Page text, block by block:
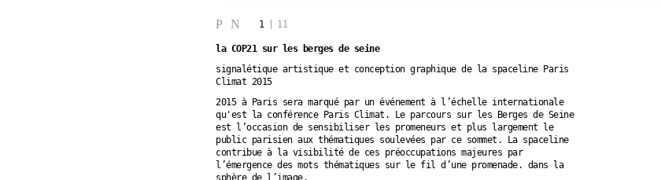
P N 1 11
la COP21 sur les berges de seine
signalétique artistique et conception graphique de la spaceline Paris
Climat 2015
2015 à Paris sera marqué par un événement à l’échelle internationale
qu'est la conférence Paris Climat. Le parcours sur les Berges de Seine
est l’occasion de sensibiliser les promeneurs et plus largement le
public parisien aux thématiques soulevées par ce sommet. La spaceline
contribue à la visibilité de ces préoccupations majeures par
l’émergence des mots thématiques sur le fil d’une promenade. dans la
sphère de l’image.